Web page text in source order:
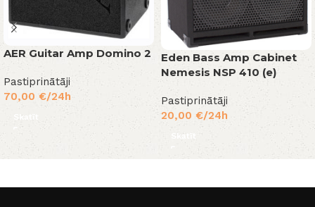
AER Guitar Amp Domino 2
Pastiprinātāji
70,00 €/24h
Skatīt
Eden Bass Amp Cabinet
Nemesis NSP 410 (e)
Pastiprinātāji
20,00 €/24h
Skatīt